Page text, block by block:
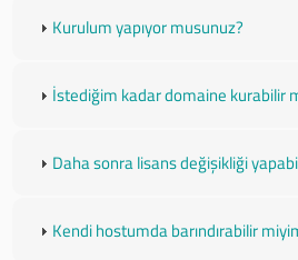
Kurulum yapıyor musunuz?
İstediğim kadar domaine kurabilir
Daha sonra lisans değişikliği
Kendi hostumda barındırabilir